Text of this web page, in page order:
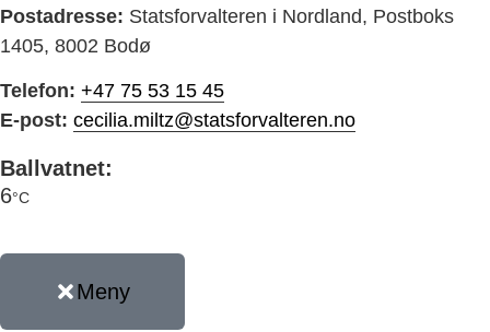
Postadresse: Statsforvalteren i Nordland, Postboks
1405, 8002 Bodø
Telefon: +47 75 53 15 45
E-post: cecilia.miltz@statsforvalteren.no
Ballvatnet:
6°C
Meny